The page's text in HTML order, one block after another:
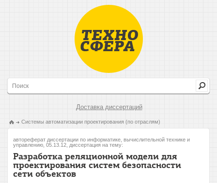
Доставка диссертаций
Системы автоматизации проектирования (по отраслям)
автореферат диссертации по информатике, вычислительной технике и
управлению, 05.13.12, диссертация на тему:
Разработка реляционной модели для
проектирования систем безопасности
сети объектов